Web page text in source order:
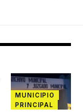
MUNICIPIO
PRINCIPAL